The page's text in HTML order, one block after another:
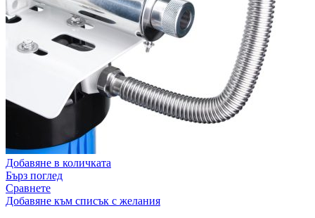
Добавяне в количката
Бърз поглед
Сравнете
Добавяне към списък с желания